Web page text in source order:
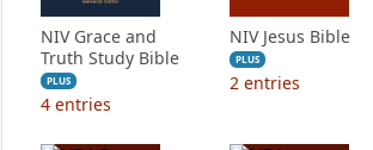
NIV Grace and
Truth Study Bible
PLUS
4 entries
NIV Jesus Bible
PLUS
2 entries